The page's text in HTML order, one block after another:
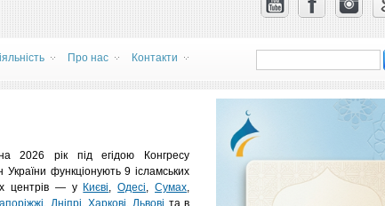
Про нас Контакти
Пошукова
форма
2026 рік під егідою Конгресу
України функціонують 9 ісламських
центрів — у Києві,Одесі,Сумах,
, Дніпрі,Харкові,Львові та в